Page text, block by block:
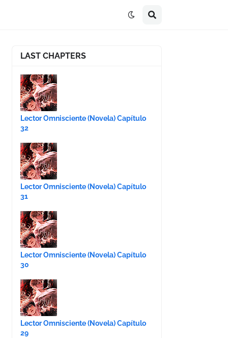
LAST CHAPTERS
Lector Omnisciente (Novela) Capítulo
32
Lector Omnisciente (Novela) Capítulo
31
Lector Omnisciente (Novela) Capítulo
30
Lector Omnisciente (Novela) Capítulo
29